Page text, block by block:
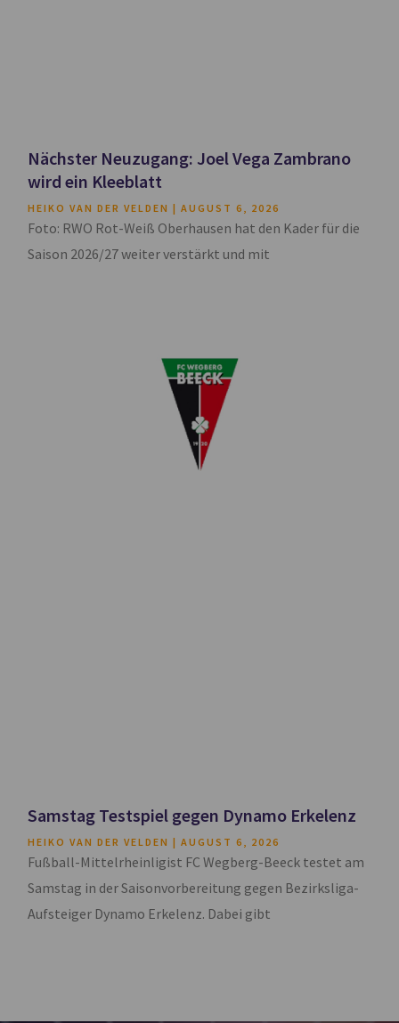
Nächster Neuzugang: Joel Vega Zambrano
wird ein Kleeblatt
HEIKO VAN DER VELDEN AUGUST 6, 2026
Foto: RWO Rot-Weiß Oberhausen hat den Kader für die
Saison 2026/27 weiter verstärkt und mit
Samstag Testspiel gegen Dynamo Erkelenz
HEIKO VAN DER VELDEN AUGUST 6, 2026
Fußball-Mittelrheinligist FC Wegberg-Beeck testet am
Samstag in der Saisonvorbereitung gegen Bezirksliga-
Aufsteiger Dynamo Erkelenz. Dabei gibt